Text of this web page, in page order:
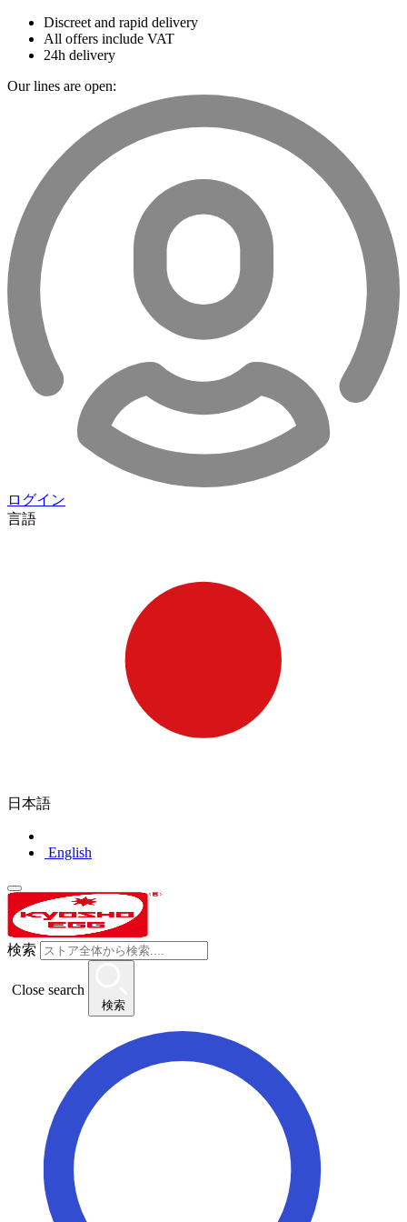
Discreet and rapid delivery
All offers include VAT
24h delivery
Our lines are open:
ログイン
言語
日本語
English
検索
Close search
検索